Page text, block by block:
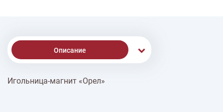
Описание
% Скидки
Игольница-магнит «Орел»